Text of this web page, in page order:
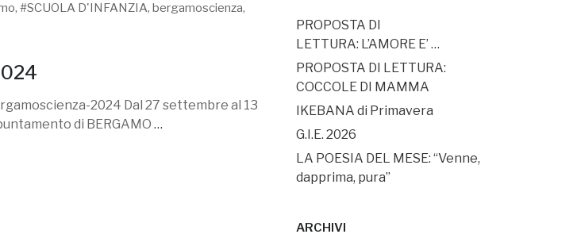
, #SCUOLA D'INFANZIA, bergamoscienza,
2024 Dal 27 settembre al 13
di BERGAMO …
PROPOSTA DI
LETTURA: L’AMORE E’ …
PROPOSTA DI LETTURA:
COCCOLE DI MAMMA
IKEBANA di Primavera
G.I.E. 2026
LA POESIA DEL MESE: “Venne,
dapprima, pura”
ARCHIVI